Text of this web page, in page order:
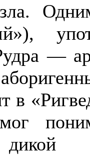
зла.
—
в
дикой